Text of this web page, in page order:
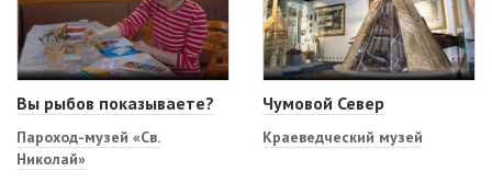
Вы рыбов показываете?
Пароход-музей «Св.
Николай»
Чумовой Север
Краеведческий музей